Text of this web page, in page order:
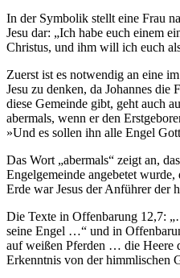
In der Symbolik stellt eine Frau
Jesu dar: „Ich habe euch einem
Christus, und ihm will ich euch
Zuerst ist es notwendig an eine
Jesu zu denken, da Johannes die
diese Gemeinde gibt, geht auch
abermals, wenn er den
»Und es sollen ihn alle Engel
Das Wort „abermals“ zeigt an,
Engelgemeinde angebetet
Erde war Jesus der Anführer der
Die Texte in Offenbarung 12,7:
seine Engel …“ und in
auf weißen Pferden … die Heere
Erkenntnis von der himmlischen